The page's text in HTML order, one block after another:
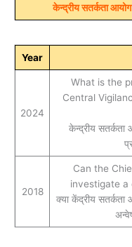
केन्द्रीय सतर्कता आयोग
Year
2024
What is the
Central
केन्द्रीय
2018
Can the
investigate a
क्या केंद्रीय सतर्कता